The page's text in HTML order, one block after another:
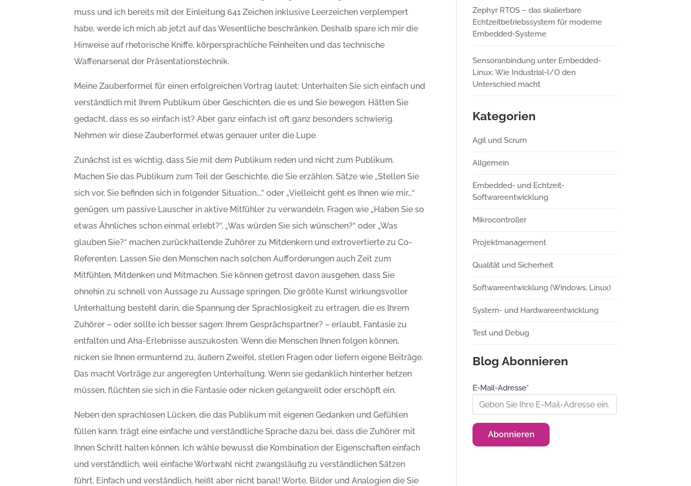
muss und ich bereits mit der Einleitung 641 Zeichen inklusive Leerzeichen verplempert
habe, werde ich mich ab jetzt auf das Wesentliche beschränken. Deshalb spare ich mir die
Hinweise auf rhetorische Kniffe, körpersprachliche Feinheiten und das technische
Waffenarsenal der Präsentationstechnik.
Meine Zauberformel für einen erfolgreichen Vortrag lautet: Unterhalten Sie sich einfach und
verständlich mit Ihrem Publikum über Geschichten, die es und Sie bewegen. Hätten Sie
gedacht, dass es so einfach ist? Aber ganz einfach ist oft ganz besonders schwierig.
Nehmen wir diese Zauberformel etwas genauer unter die Lupe.
Zunächst ist es wichtig, dass Sie mit dem Publikum reden und nicht zum Publikum.
Machen Sie das Publikum zum Teil der Geschichte, die Sie erzählen. Sätze wie „Stellen Sie
sich vor, Sie befinden sich in folgender Situation….“ oder „Vielleicht geht es Ihnen wie mir…“
genügen, um passive Lauscher in aktive Mitfühler zu verwandeln. Fragen wie „Haben Sie so
etwas Ähnliches schon einmal erlebt?“, „Was würden Sie sich wünschen?“ oder „Was
glauben Sie?“ machen zurückhaltende Zuhörer zu Mitdenkern und extrovertierte zu Co-
Referenten. Lassen Sie den Menschen nach solchen Aufforderungen auch Zeit zum
Mitfühlen, Mitdenken und Mitmachen. Sie können getrost davon ausgehen, dass Sie
ohnehin zu schnell von Aussage zu Aussage springen. Die größte Kunst wirkungsvoller
Unterhaltung besteht darin, die Spannung der Sprachlosigkeit zu ertragen, die es Ihrem
Zuhörer – oder sollte ich besser sagen: Ihrem Gesprächspartner? – erlaubt, Fantasie zu
entfalten und Aha-Erlebnisse auszukosten. Wenn die Menschen Ihnen folgen können,
nicken sie Ihnen ermunternd zu, äußern Zweifel, stellen Fragen oder liefern eigene Beiträge.
Das macht Vorträge zur angeregten Unterhaltung. Wenn sie gedanklich hinterher hetzen
müssen, flüchten sie sich in die Fantasie oder nicken gelangweilt oder erschöpft ein.
Neben den sprachlosen Lücken, die das Publikum mit eigenen Gedanken und Gefühlen
füllen kann, trägt eine einfache und verständliche Sprache dazu bei, dass die Zuhörer mit
Ihnen Schritt halten können. Ich wähle bewusst die Kombination der Eigenschaften einfach
und verständlich, weil einfache Wortwahl nicht zwangsläufig zu verständlichen Sätzen
führt. Einfach und verständlich, heißt aber nicht banal! Worte, Bilder und Analogien die Sie
Zephyr RTOS – das skalierbare
Echtzeitbetriebssystem für moderne
Embedded-Systeme
Sensoranbindung unter Embedded-
Linux: Wie Industrial-I/O den
Unterschied macht
Kategorien
Agil und Scrum
Allgemein
Embedded- und Echtzeit-
Softwareentwicklung
Mikrocontroller
Projektmanagement
Qualität und Sicherheit
Softwareentwicklung (Windows, Linux)
System- und Hardwareentwicklung
Test und Debug
Blog Abonnieren
E-Mail-Adresse*